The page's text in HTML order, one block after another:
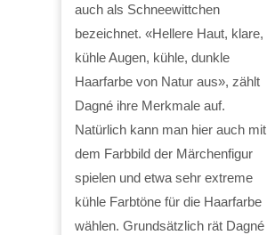
auch als Schneewittchen
bezeichnet. «Hellere Haut, klare,
kühle Augen, kühle, dunkle
Haarfarbe von Natur aus», zählt
Dagné ihre Merkmale auf.
Natürlich kann man hier auch mit
dem Farbbild der Märchenfigur
spielen und etwa sehr extreme
kühle Farbtöne für die Haarfarbe
wählen. Grundsätzlich rät Dagné